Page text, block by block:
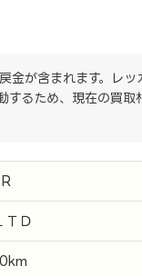
金が含まれます。レッ
するため、現在の買取
ＴＤ